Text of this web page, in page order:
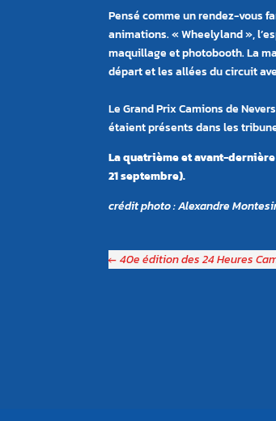
Pensé comme un rendez-vous
animations. « Wheelyland »,
maquillage et photobooth. La
départ et les allées du circuit
Le Grand Prix Camions de
étaient présents dans les
La quatrième et avant-
21 septembre).
crédit photo : Alexandre
←40e édition des 24 Heures